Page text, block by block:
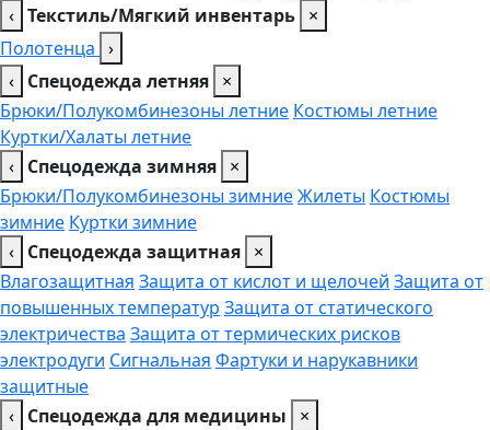
‹ Текстиль/Мягкий инвентарь ×
Полотенца ›
‹ Спецодежда летняя ×
Брюки/Полукомбинезоны летние Костюмы летние
Куртки/Халаты летние
‹ Спецодежда зимняя ×
Брюки/Полукомбинезоны зимниеЖилеты Костюмы
зимние Куртки зимние
‹ Спецодежда защитная ×
Влагозащитная Защита от кислот и щелочей Защита от
повышенных температур Защита от статического
электричества Защита от термических рисков
электродуги Сигнальная Фартуки и нарукавники
защитные
‹ Спецодежда для медицины
×